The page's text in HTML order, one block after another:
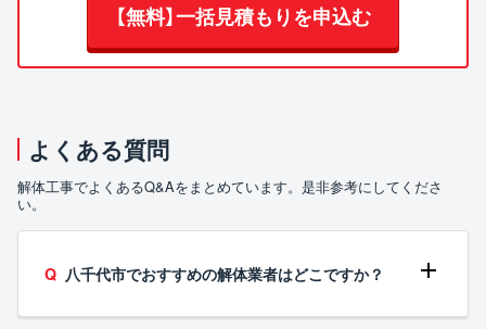
【無料】一括見積もりを申込む
よくある質問
解体工事でよくあるQ&Aをまとめています。是非参考にしてくださ
い。
八千代市でおすすめの解体業者はどこですか？